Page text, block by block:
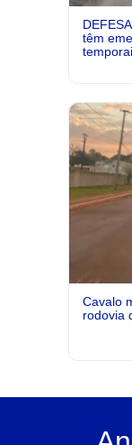
têm
Cavalo
rodovia